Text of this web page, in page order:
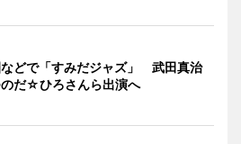
どで「すみだジャズ」 武田真治
だ☆ひろさんら出演へ